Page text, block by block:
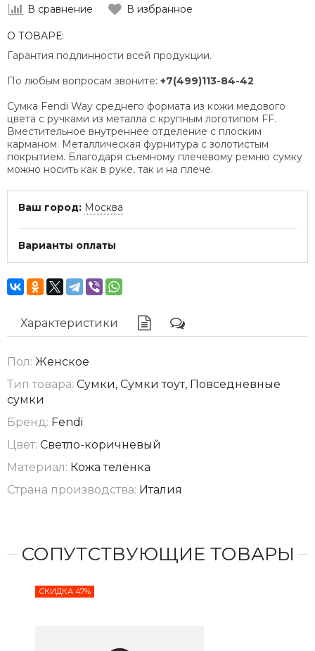
В сравнение В избранное
О ТОВАРЕ:
Гарантия подлинности всей продукции.
По любым вопросам звоните: +7(499)113-84-42
Сумка Fendi Way среднего формата из кожи медового
цвета с ручками из металла с крупным логотипом FF.
Вместительное внутреннее отделение с плоским
карманом. Металлическая фурнитура с золотистым
покрытием. Благодаря съемному плечевому ремню сумку
можно носить как в руке, так и на плече.
Ваш город: Москва
Варианты оплаты
Характеристики
Пол: Женское
Тип товара: Сумки, Сумки тоут, Повседневные
сумки
Бренд: Fendi
Цвет: Светло-коричневый
Материал: Кожа телёнка
Страна производства: Италия
СОПУТСТВУЮЩИЕ ТОВАРЫ
СКИДКА 47%